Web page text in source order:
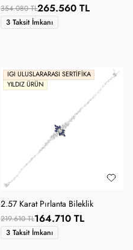
354.080 TL265.560 TL
3 Taksit İmkanı
IGI ULUSLARARASI SERTIFIKA
YILDIZ ÜRÜN
2.57 Karat Pırlanta Bileklik
219.610 TL164.710 TL
3 Taksit İmkanı